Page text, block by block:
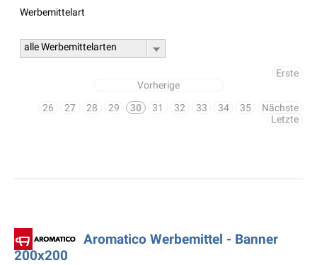
Werbemittelart
alle Werbemittelarten
Erste
Vorherige
26
27 28 29 30 31 32 33 34 35
Nächste
Letzte
Aromatico Werbemittel - Banner
200x200